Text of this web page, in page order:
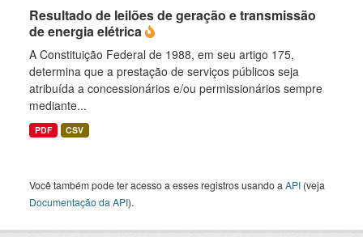
Resultado de leilões de geração e transmissão
de energia elétrica
A Constituição Federal de 1988, em seu artigo 175,
determina que a prestação de serviços públicos seja
atribuída a concessionários e/ou permissionários sempre
mediante...
PDF CSV
Você também pode ter acesso a esses registros usando a API (veja
Documentação da API).